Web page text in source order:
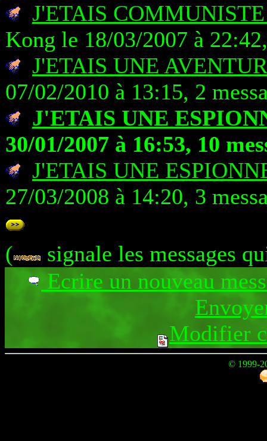
J'ETAIS
Kong le 18/03/2007 à
J'ETAIS UNE
07/02/2010 à 13:15, 2
J'ETAIS UNE
30/01/2007 à 16:53, 10
J'ETAIS UNE
27/03/2008 à 14:20, 3
(
signale les messages
Ecrire un nouveau
Modifier
© 1999-